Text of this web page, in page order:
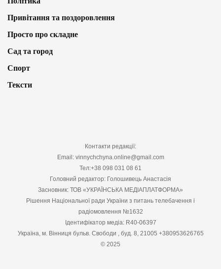
Привітання та поздоровлення
Просто про складне
Сад та город
Спорт
Тексти
Контакти редакції:
Email: vinnychchyna.online@gmail.com
Тел:+38 098 031 08 61
Головний редактор: Голошивець Анастасія
Засновник: ТОВ «УКРАЇНСЬКА МЕДІАПЛАТФОРМА»
Рішення Національної ради України з питань телебачення і
радіомовлення №1632
Ідентифікатор медіа: R40-06397
Україна, м. Вінниця бульв. Свободи , буд. 8, 21005 +380953626765
© 2025